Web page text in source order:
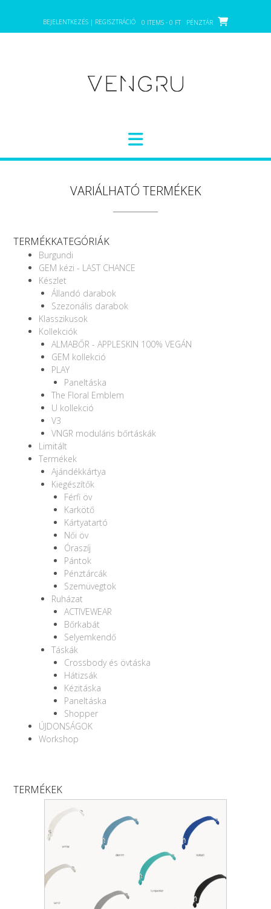
content
BEJELENTKEZÉS | REGISZTRÁCIÓ 0 ITEMS - 0 FT PÉNZTÁR
VARIÁLHATÓ TERMÉKEK
TERMÉKKATEGÓRIÁK
Burgundi
GEM kézi - LAST CHANCE
Készlet
Állandó darabok
Szezonális darabok
Klasszikusok
Kollekciók
ALMABŐR - APPLESKIN 100% VEGÁN
GEM kollekció
PLAY
Paneltáska
The Floral Emblem
U kollekció
V3
VNGR moduláris bőrtáskák
Limitált
Termékek
Ajándékkártya
Kiegészítők
Férfi öv
Karkötő
Kártyatartó
Női öv
Óraszíj
Pántok
Pénztárcák
Szemüvegtok
Ruházat
ACTIVEWEAR
Bőrkabát
Selyemkendő
Táskák
Crossbody és övtáska
Hátizsák
Kézitáska
Paneltáska
Shopper
ÚJDONSÁGOK
Workshop
TERMÉKEK